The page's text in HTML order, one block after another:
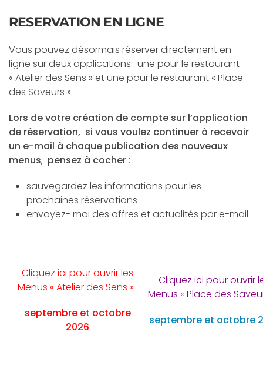
RESERVATION EN LIGNE
Vous pouvez désormais réserver directement en
ligne sur deux applications : une pour le restaurant
« Atelier des Sens » et une pour le restaurant « Place
des Saveurs ».
Lors de votre création de compte sur l’application
de réservation, si vous voulez continuer à recevoir
un e-mail à chaque publication des nouveaux
menus, pensez à cocher :
sauvegardez les informations pour les
prochaines réservations
envoyez- moi des offres et actualités par e-mail
Cliquez ici pour ouvrir les
Menus « Atelier des Sens » :
septembre et octobre
2026
Cliquez ici pour ouvrir
Menus « Place des
septembre et octobre